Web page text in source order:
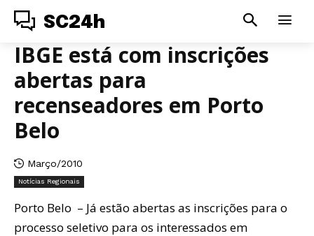
SC24h
IBGE está com inscrições
abertas para
recenseadores em Porto
Belo
Março/2010
Notícias Regionais
Porto Belo – Já estão abertas as inscrições para o
processo seletivo para os interessados em